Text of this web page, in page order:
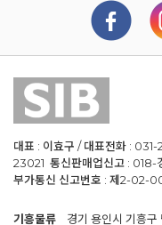
대표 : 이효구 / 대표전화 :
23021 통신판매업신고 : 018-
부가통신 신고번호 : 제2-02-
기흥물류 경기 용인시 기흥